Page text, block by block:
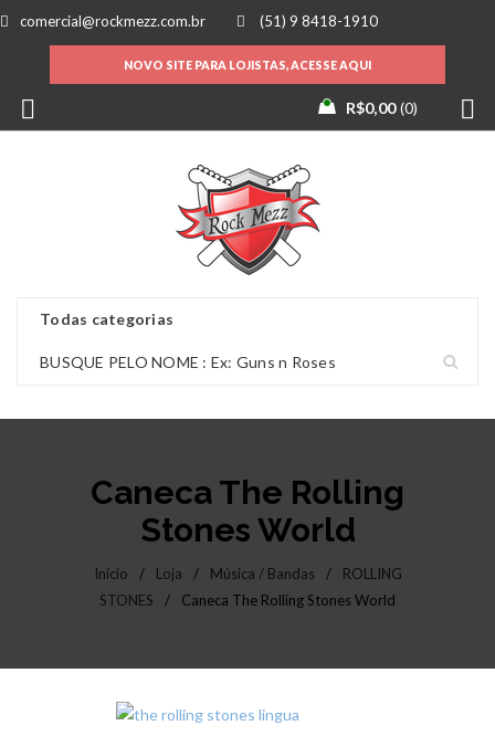
comercial@rockmezz.com.br (51) 9 8418-1910
NOVO SITE PARA LOJISTAS, ACESSE AQUI
R$0,00 0
Caneca The Rolling
Stones World
Início / Loja / Música / Bandas /
ROLLING
STONES
/ Caneca The Rolling Stones World